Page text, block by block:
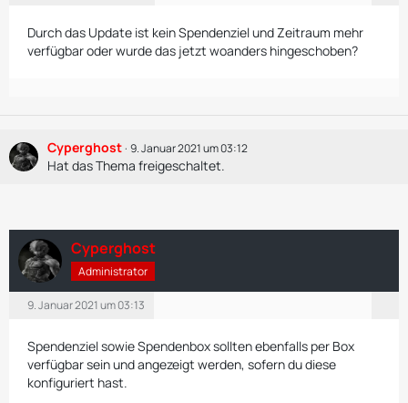
Durch das Update ist kein Spendenziel und Zeitraum mehr
verfügbar oder wurde das jetzt woanders hingeschoben?
Cyperghost 9. Januar 2021 um 03:12
Hat das Thema freigeschaltet.
Cyperghost
Administrator
9. Januar 2021 um 03:13
Spendenziel sowie Spendenbox sollten ebenfalls per Box
verfügbar sein und angezeigt werden, sofern du diese
konfiguriert hast.